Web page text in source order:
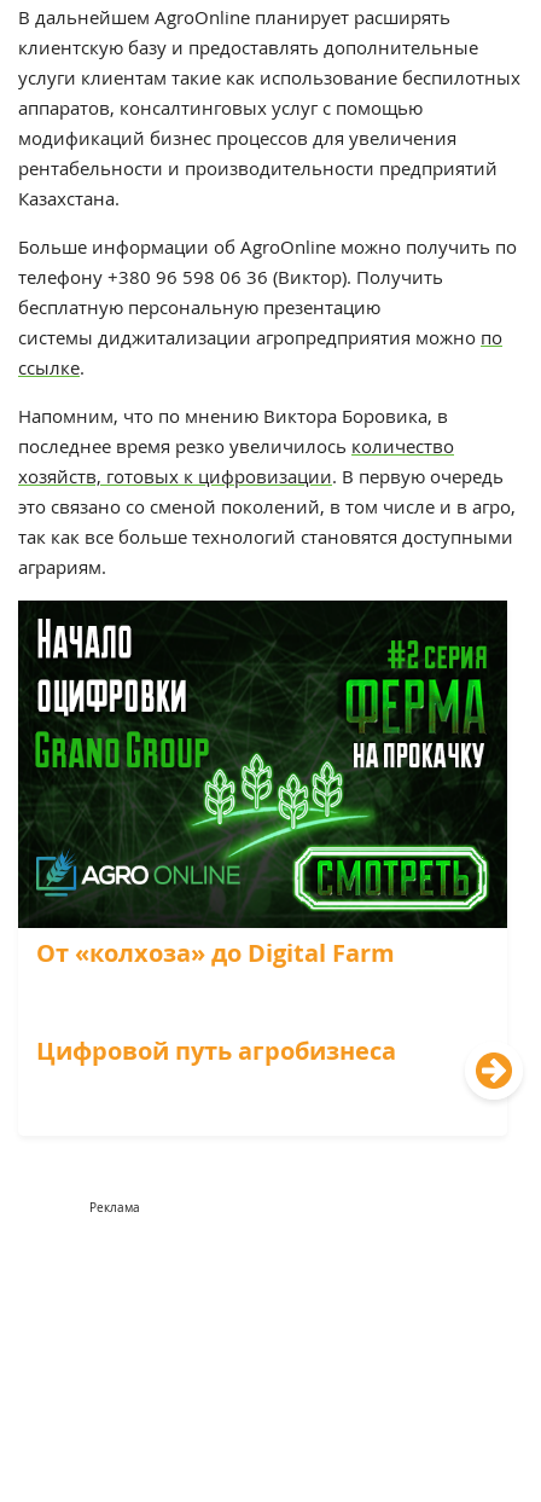
В дальнейшем AgroOnline планирует расширять
клиентскую базу и предоставлять дополнительные
услуги клиентам такие как использование беспилотных
аппаратов, консалтинговых услуг с помощью
модификаций бизнес процессов для увеличения
рентабельности и производительности предприятий
Казахстана.
Больше информации об AgroOnline можно получить по
телефону +380 96 598 06 36 (Виктор). Получить
бесплатную персональную презентацию
системы диджитализации агропредприятия можно по
ссылке.
Напомним, что по мнению Виктора Боровика, в
последнее время резко увеличилось количество
хозяйств, готовых к цифровизации. В первую очередь
это связано со сменой поколений, в том числе и в агро,
так как все больше технологий становятся доступными
аграриям.
От «колхоза» до Digital Farm
Цифровой путь агробизнеса
Реклама